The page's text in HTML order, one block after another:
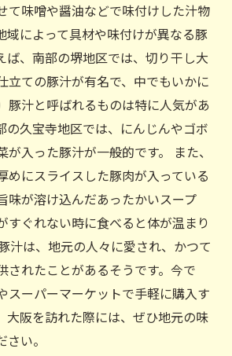
て味噌や醤油などで味付けした汁物
域によって具材や味付けが異なる豚
ば、南部の堺地区では、切り干し大
立ての豚汁が有名で、中でもいかに
豚汁と呼ばれるものは特に人気があ
の久宝寺地区では、にんじんやゴボ
が入った豚汁が一般的です。 また、
めにスライスした豚肉が入っている
味が溶け込んだあったかいスープ
すぐれない時に食べると体が温まり
汁は、地元の人々に愛され、かつて
されたことがあるそうです。今で
スーパーマーケットで手軽に購入す
大阪を訪れた際には、ぜひ地元の味
い。